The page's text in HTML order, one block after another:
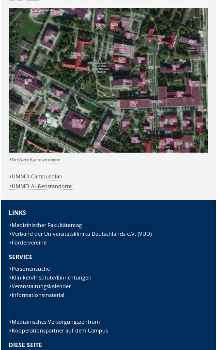
Sicherheitsabfrage:
Größere Karte anzeigen
UMMD-Campusplan
UMMD-Außenstandorte
LINKS
Medizinischer Fakultätentag
Verband der Universitätsklinika Deutschlands e.V. (VUD)
Fördervereine
SERVICE
Personensuche
Kliniken/Institute/Einrichtungen
Veranstaltungskalender
Informationsmaterial
Medizinisches Versorgungszentrum
Kooperationspartner auf dem Campus
DIESE SEITE